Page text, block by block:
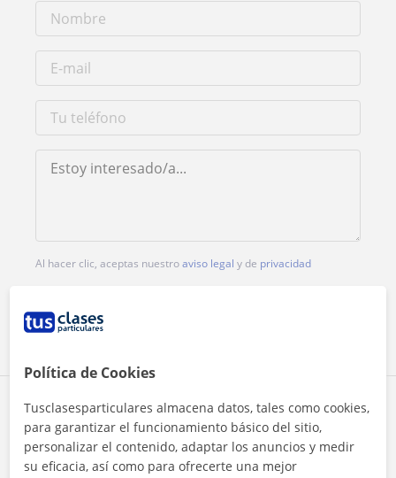
Comparte a este profesor
Al hacer clic, aceptas nuestroaviso legal y de privacidad
Política de Cookies
Tusclasesparticulares almacena datos, tales como cookies,
para garantizar el funcionamiento básico del sitio,
personalizar el contenido, adaptar los anuncios y medir
su eficacia, así como para ofrecerte una mejor